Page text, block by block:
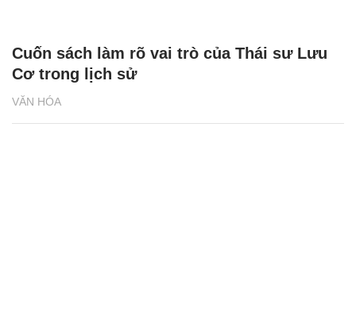
VĂN HÓA
Cuốn sách làm rõ vai trò của Thái sư Lưu
Cơ trong lịch sử